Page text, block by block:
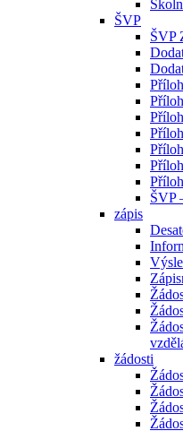
ŠVP
ŠVP
ŠVP
zápis
žádosti